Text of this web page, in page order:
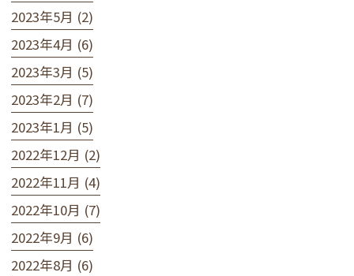
2023年5月 (2)
2023年4月 (6)
2023年3月 (5)
2023年2月 (7)
2023年1月 (5)
2022年12月 (2)
2022年11月 (4)
2022年10月 (7)
2022年9月 (6)
2022年8月 (6)